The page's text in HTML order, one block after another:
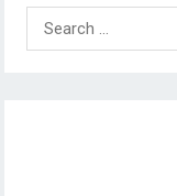
Search
for: